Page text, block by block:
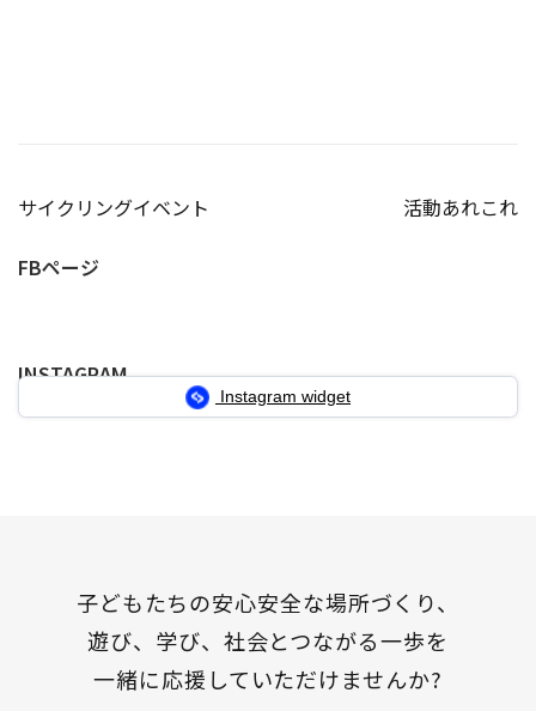
投
稿
ゲ
ー
サイクリングイベント 活動あれこれ
FBページ
INSTAGRAM
Instagram widget
子どもたちの安心安全な場所づくり、
遊び、学び、社会とつながる一歩を
一緒に応援していただけませんか?